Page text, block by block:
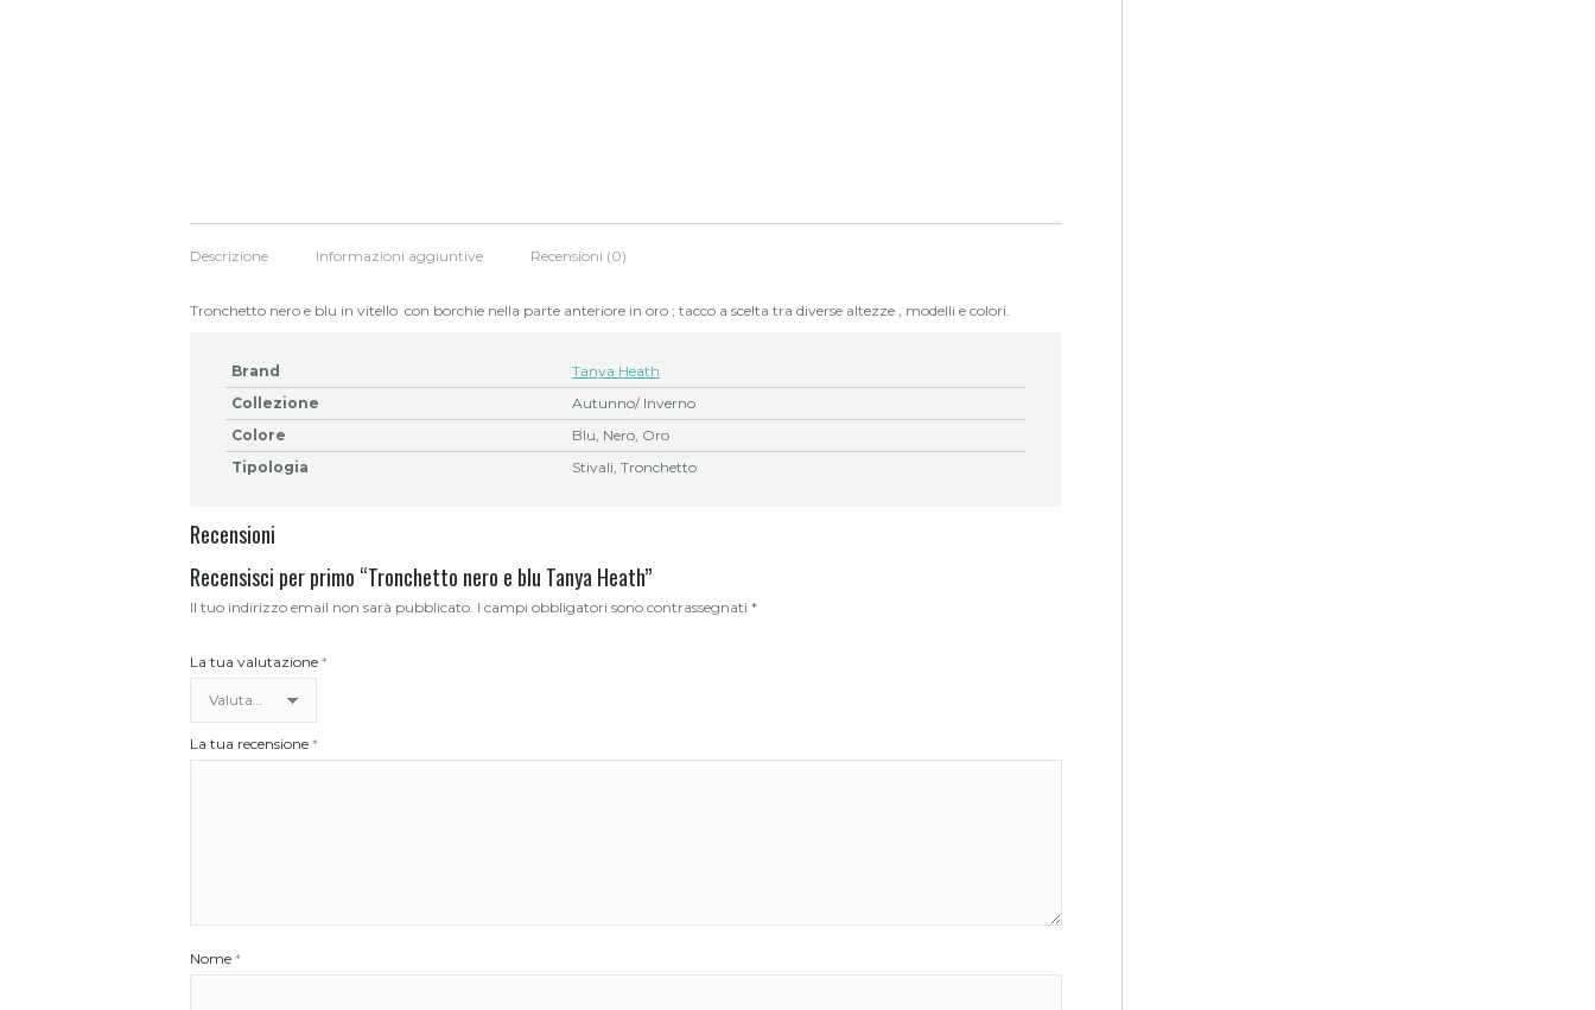
Descrizione Informazioni aggiuntive Recensioni (0)
Tronchetto nero e blu in vitello con borchie nella parte anteriore in oro ; tacco a scelta tra diverse altezze , modelli e colori.
Brand
Tanya Heath
Collezione
Autunno/ Inverno
Colore
Blu, Nero, Oro
Tipologia
Stivali, Tronchetto
Recensioni
Recensisci per primo “Tronchetto nero e blu Tanya Heath”
Il tuo indirizzo email non sarà pubblicato. I campi obbligatori sono contrassegnati *
La tua valutazione *
La tua recensione *
Nome *